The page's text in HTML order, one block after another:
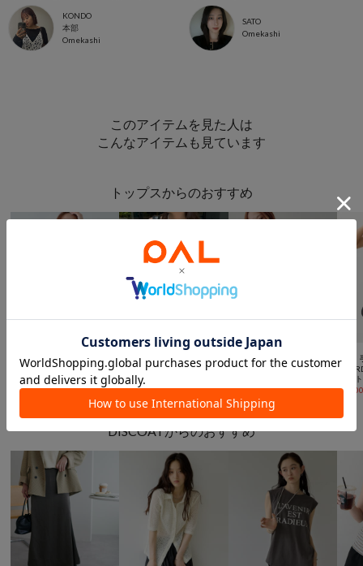
KONDO
本部
Omekashi
SATO
Omekashi
このアイテムを見た人は
こんなアイテムも見ています
トップスからのおすすめ
SALE 手洗い可 
DISCOAT
【Noka】深Vニットベスト
2,200 (60%OFF)
TIME SALE 手洗い可 
DISCOAT
¥2,750 (53%OFF)
SALE WEB限定 
DISCOAT
¥2,200 (60%OFF)
SALE
¥
DISCOATからのおすすめ